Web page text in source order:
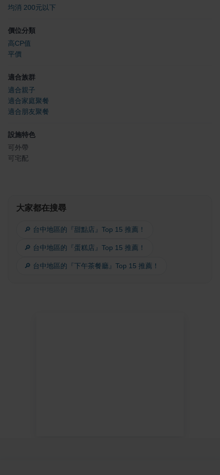
均消 200元以下
價位分類
高CP值
平價
適合族群
適合親子
適合家庭聚餐
適合朋友聚餐
設施特色
可外帶
可宅配
大家都在搜尋
🔎 台中地區的『甜點店』Top 15 推薦！
🔎 台中地區的『蛋糕店』Top 15 推薦！
🔎 台中地區的『下午茶餐廳』Top 15 推薦！